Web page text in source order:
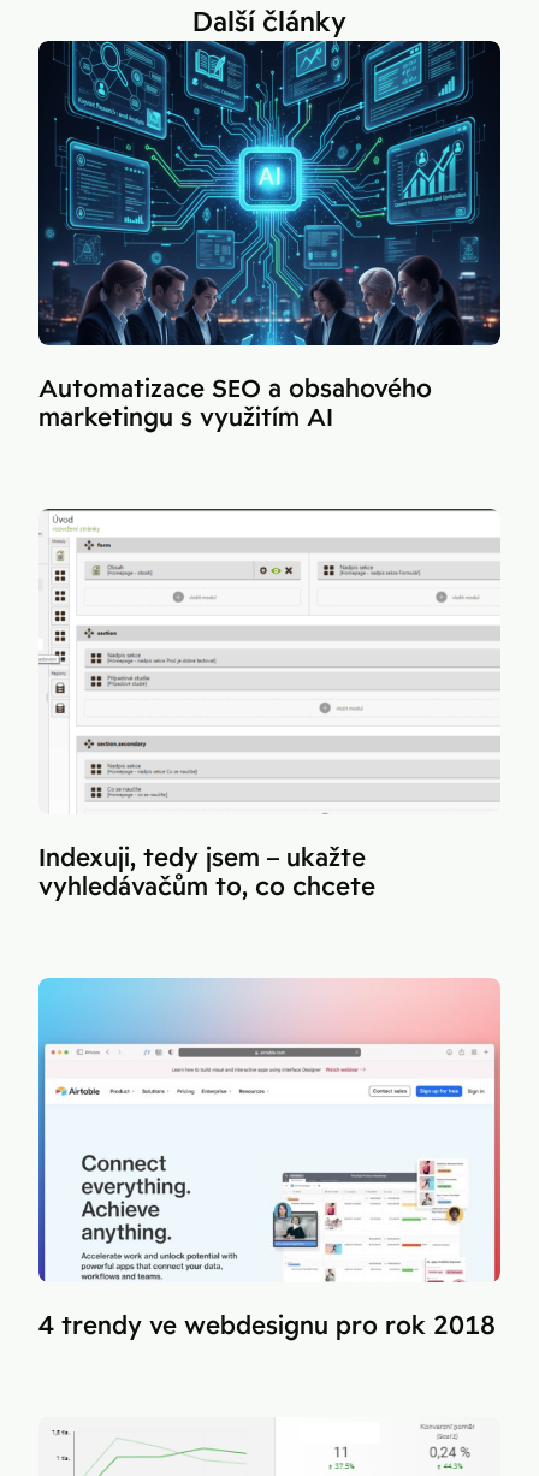
Další články
Automatizace SEO a obsahového
marketingu s využitím AI
Indexuji, tedy jsem – ukažte
vyhledávačům to, co chcete
4 trendy ve webdesignu pro rok 2018